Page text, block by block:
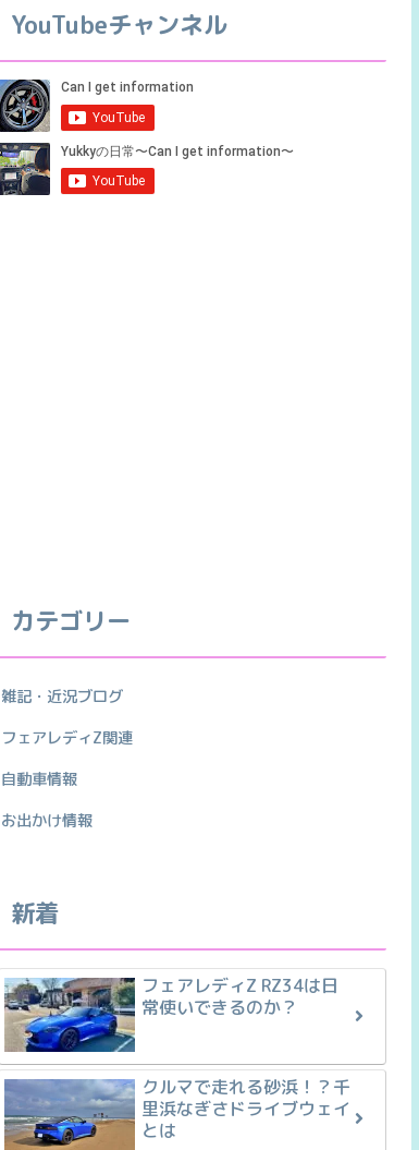
YouTubeチャンネル
カテゴリー
雑記・近況ブログ
フェアレディZ関連
自動車情報
お出かけ情報
新着
フェアレディZ RZ34は日
常使いできるのか？
クルマで走れる砂浜！？千
里浜なぎさドライブウェイ
とは